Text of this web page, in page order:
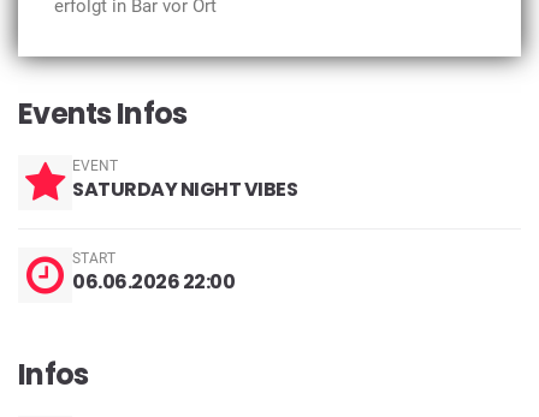
erfolgt in Bar vor Ort
Events Infos
EVENT
SATURDAY NIGHT VIBES
START
06.06.2026 22:00
Infos